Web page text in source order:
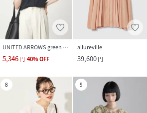
UNITED ARROWS green label relaxing
5,346円 40%OFF
allureville
39,600円
8 9